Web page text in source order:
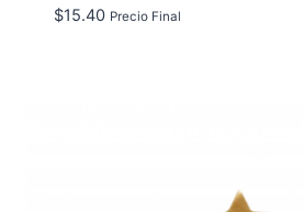
$15.40 Precio Final